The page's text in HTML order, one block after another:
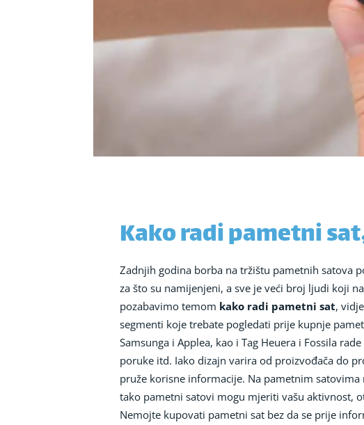
Kako radi pametni
Zadnjih godina borba na tržištu pametnih satova
za što su namijenjeni, a sve je veći broj ljudi koji
pozabavimo temom kako radi pametni sat,
segmenti koje trebate pogledati prije kupnje
Samsunga i Applea, kao i Tag Heuera i Fossila
poruke itd. Iako dizajn varira od proizvođača do
pruže korisne informacije. Na pametnim
tako pametni satovi mogu mjeriti vašu aktivnost,
Nemojte kupovati pametni sat bez da se prije